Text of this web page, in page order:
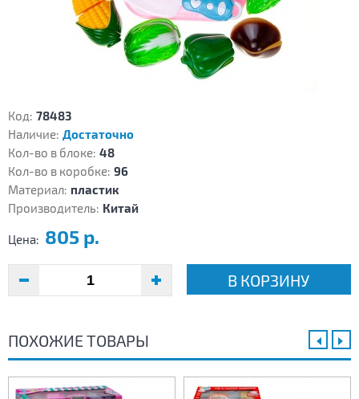
Код: 78483
Наличие: Достаточно
Кол-во в блоке: 48
Кол-во в коробке: 96
Материал: пластик
Производитель: Китай
Цена: 805 р.
В КОРЗИНУ
ПОХОЖИЕ ТОВАРЫ